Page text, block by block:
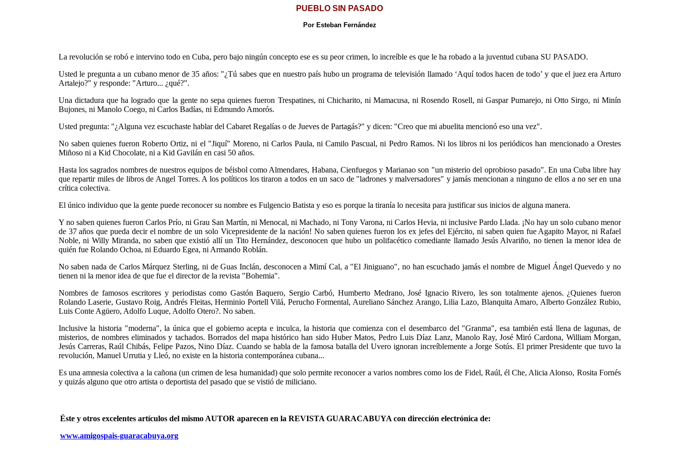
PUEBLO SIN PASADO
Por Esteban Fernández
La revolución se robó e intervino todo en Cuba, pero bajo ningún concepto ese es su peor crimen, lo increíble es que le ha robado a la juventud cubana SU PASADO.
Usted le pregunta a un cubano menor de 35 años: "¿Tú sabes que en nuestro país hubo un programa de televisión llamado ‘Aquí todos hacen de todo’ y que el juez era Arturo
Artalejo?" y responde: "Arturo... ¿qué?".
Una dictadura que ha logrado que la gente no sepa quienes fueron Trespatines, ni Chicharito, ni Mamacusa, ni Rosendo Rosell, ni Gaspar Pumarejo, ni Otto Sirgo, ni Minín
Bujones, ni Manolo Coego, ni Carlos Badías, ni Edmundo Amorós.
Usted pregunta: "¿Alguna vez escuchaste hablar del Cabaret Regalías o de Jueves de Partagás?" y dicen: "Creo que mi abuelita mencionó eso una vez".
No saben quienes fueron Roberto Ortiz, ni el "Jiquí" Moreno, ni Carlos Paula, ni Camilo Pascual, ni Pedro Ramos. Ni los libros ni los periódicos han mencionado a Orestes
Miñoso ni a Kid Chocolate, ni a Kid Gavilán en casi 50 años.
Hasta los sagrados nombres de nuestros equipos de béisbol como Almendares, Habana, Cienfuegos y Marianao son "un misterio del oprobioso pasado". En una Cuba libre hay
que repartir miles de libros de Angel Torres. A los políticos los tiraron a todos en un saco de "ladrones y malversadores" y jamás mencionan a ninguno de ellos a no ser en una
crítica colectiva.
El único individuo que la gente puede reconocer su nombre es Fulgencio Batista y eso es porque la tiranía lo necesita para justificar sus inicios de alguna manera.
Y no saben quienes fueron Carlos Prío, ni Grau San Martín, ni Menocal, ni Machado, ni Tony Varona, ni Carlos Hevia, ni inclusive Pardo Llada. ¡No hay un solo cubano menor
de 37 años que pueda decir el nombre de un solo Vicepresidente de la nación! No saben quienes fueron los ex jefes del Ejército, ni saben quien fue Agapito Mayor, ni Rafael
Noble, ni Willy Miranda, no saben que existió allí un Tito Hernández, desconocen que hubo un polifacético comediante llamado Jesús Alvariño, no tienen la menor idea de
quién fue Rolando Ochoa, ni Eduardo Egea, ni Armando Roblán.
No saben nada de Carlos Márquez Sterling, ni de Guas Inclán, desconocen a Mimí Cal, a "El Jiniguano", no han escuchado jamás el nombre de Miguel Ángel Quevedo y no
tienen ni la menor idea de que fue el director de la revista "Bohemia".
Nombres de famosos escritores y periodistas como Gastón Baquero, Sergio Carbó, Humberto Medrano, José Ignacio Rivero, les son totalmente ajenos. ¿Quienes fueron
Rolando Laserie, Gustavo Roig, Andrés Fleitas, Herminio Portell Vilá, Perucho Formental, Aureliano Sánchez Arango, Lilia Lazo, Blanquita Amaro, Alberto González Rubio,
Luis Conte Agüero, Adolfo Luque, Adolfo Otero?. No saben.
Inclusive la historia "moderna", la única que el gobierno acepta e inculca, la historia que comienza con el desembarco del "Granma", esa también está llena de lagunas, de
misterios, de nombres eliminados y tachados. Borrados del mapa histórico han sido Huber Matos, Pedro Luis Díaz Lanz, Manolo Ray, José Miró Cardona, William Morgan,
Jesús Carreras, Raúl Chibás, Felipe Pazos, Nino Díaz. Cuando se habla de la famosa batalla del Uvero ignoran increíblemente a Jorge Sotús. El primer Presidente que tuvo la
revolución, Manuel Urrutia y Lleó, no existe en la historia contemporánea cubana...
Es una amnesia colectiva a la cañona (un crimen de lesa humanidad) que solo permite reconocer a varios nombres como los de Fidel, Raúl, él Che, Alicia Alonso, Rosita Fornés
y quizás alguno que otro artista o deportista del pasado que se vistió de miliciano.
Éste y otros excelentes artículos del mismo AUTOR aparecen en la REVISTA GUARACABUYA con dirección electrónica de:
www.amigospais-guaracabuya.org